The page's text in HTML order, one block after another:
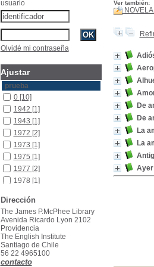
Ver también:
De
De
La
La
Ayer
usuario
Olvidé mi contraseña
Ajustar
prueba
0 [10]
1942 [1]
1943 [1]
1972 [2]
1973 [1]
1975 [1]
1977 [2]
1978 [1]
1980[1]
1981[1]
1982[2]
1983[2]
1984[5]
1985[4]
Dirección
The James P.McPhee Library
Avenida Ricardo Lyon 2102
Providencia
The English Institute
Santiago de Chile
56 22 4965100
contacto